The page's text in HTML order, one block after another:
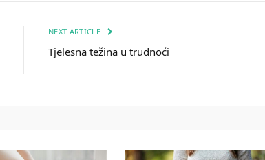
NEXT ARTICLE
Tjelesna težina u trudnoći